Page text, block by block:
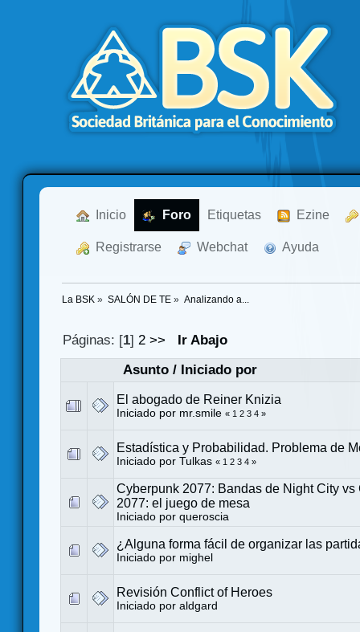
Inicio Foro Etiquetas Ezine
Registrarse Webchat Ayuda
La BSK » SALÓN DE TE » Analizando a...
Páginas: [1]2 >>
Ir Abajo
Asunto/ Iniciado por
El abogado de Reiner Knizia
Iniciado por mr.smile « 1 2 3 4 »
Estadística y Probabilidad. Problema de
Iniciado por Tulkas « 1 2 3 4 »
Cyberpunk 2077: Bandas de Night City vs
2077: el juego de mesa
Iniciado por queroscia
¿Alguna forma fácil de organizar las
Iniciado por mighel
Revisión Conflict of Heroes
Iniciado por aldgard